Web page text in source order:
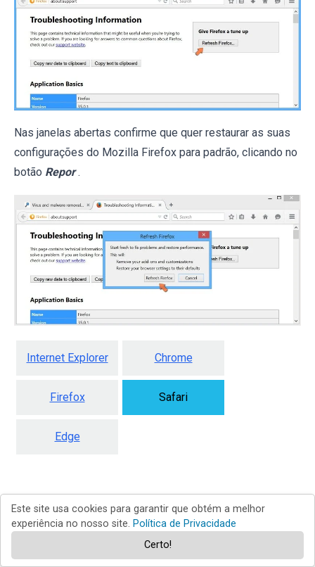
Nas janelas abertas confirme que quer restaurar as suas
configurações do Mozilla Firefox para padrão, clicando no
botão Repor .
Internet Explorer Chrome
Firefox Safari
Edge
Remova extensões fraudulentas do
Este site usa cookies para garantir que obtém a melhor
experiência no nosso site. Política de Privacidade
Certo!